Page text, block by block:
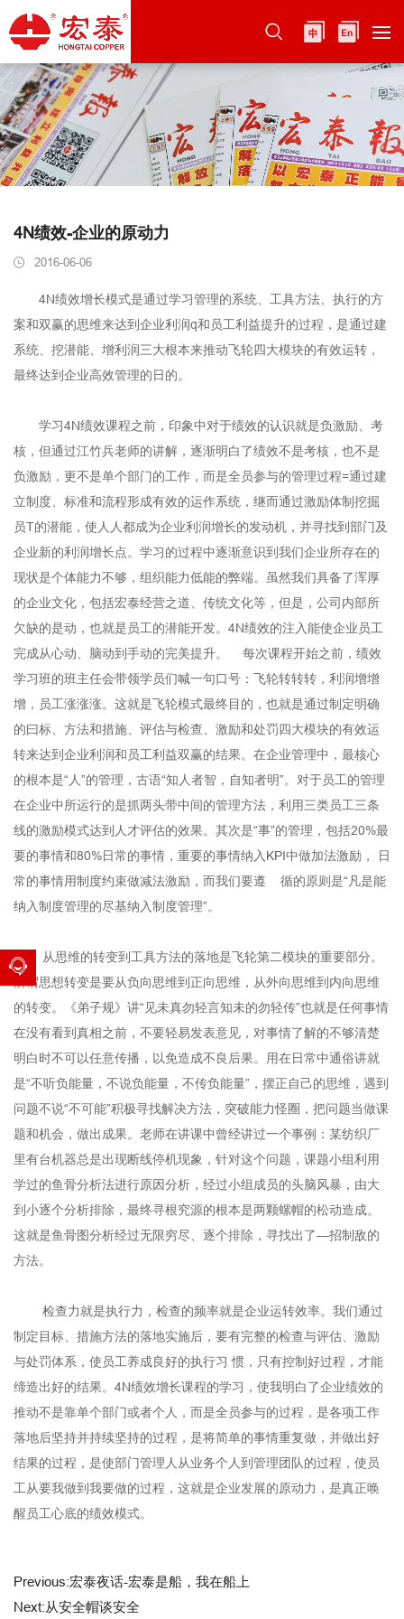
4N绩效-企业的原动力
2016-06-06
4N绩效增长模式是通过学习管理的系统、工具方法、执行的方
案和双赢的思维来达到企业利润q和员工利益提升的过程，是通过建
系统、挖潜能、增利润三大根本来推动飞轮四大模块的有效运转，
最终达到企业高效管理的日的。
学习4N绩效课程之前，印象中对于绩效的认识就是负激励、考
核，但通过江竹兵老师的讲解，逐渐明白了绩效不是考核，也不是
负激励，更不是单个部门的工作，而是全员参与的管理过程=通过建
立制度、标准和流程形成有效的运作系统，继而通过激励体制挖掘
员T的潜能，使人人都成为企业利润增长的发动机，并寻找到部门及
企业新的利润增长点。学习的过程中逐渐意识到我们企业所存在的
现状是个体能力不够，组织能力低能的弊端。虽然我们具备了浑厚
的企业文化，包括宏泰经营之道、传统文化等，但是，公司内部所
欠缺的是动，也就是员工的潜能开发。4N绩效的注入能使企业员工
完成从心动、脑动到手动的完美提升。 每次课程开始之前，绩效
学习班的班主任会带领学员们喊一句口号：飞轮转转转，利润增增
增，员工涨涨涨。这就是飞轮模式最终目的，也就是通过制定明确
的曰标、方法和措施、评估与检查、激励和处罚四大模块的有效运
转来达到企业利润和员工利益双赢的结果。在企业管理中，最核心
的根本是“人”的管理，古语“知人者智，自知者明”。对于员工的管理
在企业中所运行的是抓两头带中间的管理方法，利用三类员工三条
线的激励模式达到人才评估的效果。其次是“事”的管理，包括20%最
要的事情和80%日常的事情，重要的事情纳入KPI中做加法激励， 日
常的事情用制度约束做减法激励，而我们要遵 循的原则是“凡是能
纳入制度管理的尽基纳入制度管理”。
从思维的转变到工具方法的落地是飞轮第二模块的重要部分。
所谓思想转变是要从负向思维到正向思维，从外向思维到内向思维
的转变。《弟子规》讲“见未真勿轻言知未的勿轻传”也就是任何事情
在没有看到真相之前，不要轻易发表意见，对事情了解的不够清楚
明白时不可以任意传播，以免造成不良后果。用在日常中通俗讲就
是“不听负能量，不说负能量，不传负能量”，摆正自己的思维，遇到
问题不说“不可能”积极寻找解决方法，突破能力怪圈，把问题当做课
题和机会，做出成果。老师在讲课中曾经讲过一个事例：某纺织厂
里有台机器总是出现断线停机现象，针对这个问题，课题小组利用
学过的鱼骨分析法进行原因分析，经过小组成员的头脑风暴，由大
到小逐个分析排除，最终寻根究源的根本是两颗螺帽的松动造成。
这就是鱼骨图分析经过无限穷尽、逐个排除，寻找出了—招制敌的
方法。
检查力就是执行力，检查的频率就是企业运转效率。我们通过
制定目标、措施方法的落地实施后，要有完整的检查与评估、激励
与处罚体系，使员工养成良好的执行习 惯，只有控制好过程，才能
缔造出好的结果。4N绩效增长课程的学习，使我明白了企业绩效的
推动不是靠单个部门或者个人，而是全员参与的过程，是各项工作
落地后坚持并持续坚持的过程，是将简单的事情重复做，并做出好
结果的过程，是使部门管理人从业务个人到管理团队的过程，使员
工从要我做到我要做的过程，这就是企业发展的原动力，是真正唤
醒员工心底的绩效模式。
Previous:宏泰夜话-宏泰是船，我在船上
Next:从安全帽谈安全